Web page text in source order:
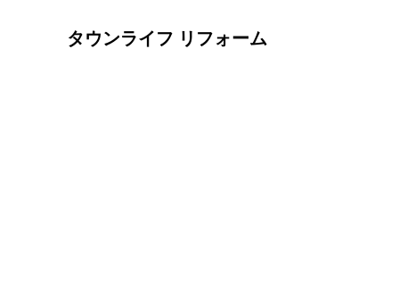
タウンライフ リフォーム